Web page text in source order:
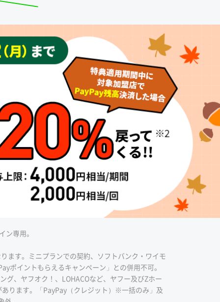
専用。
ます。ミニプランでの契約、ソフトバンク・ワイモ
ポイントもらえるキャンペーン」との併用不可。
、ヤフオク！、LOHACOなど、ヤフー及びZホー
ります。「PayPay（クレジット）※一括のみ」及